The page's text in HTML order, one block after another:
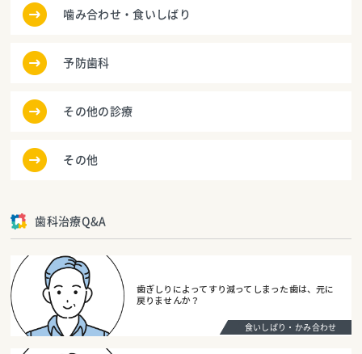
噛み合わせ・食いしばり
予防歯科
その他の診療
その他
歯科治療Q&A
歯ぎしりによってすり減ってしまった歯は、元に
戻りませんか？
食いしばり・かみ合わせ